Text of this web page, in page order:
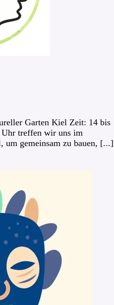
Garten Kiel Zeit: 14 bis
Uhr treffen wir uns im
gemeinsam zu bauen, [...]